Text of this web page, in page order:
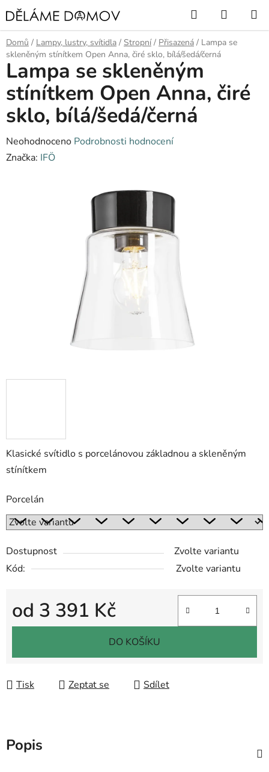
Přejít
na
obsah
Hledat
KOŠÍK
Domů / Lampy, lustry, svítidla / Stropní / Přisazená / Lampa se
skleněným stínítkem Open Anna, čiré sklo, bílá/šedá/černá
Klasické svítidlo s porcelánovou základnou a skleněným
stínítkem
Porcelán
Dostupnost
Zvolte variantu
Kód:
Zvolte variantu
od 3 391 Kč
Měrná cena:
DO KOŠÍKU
Tisk Zeptat se Sdílet
Lampa se skleněným
stínítkem Open Anna, čiré
sklo, bílá/šedá/černá
Průměrné
hodnocení
Neohodnoceno Podrobnosti hodnocení
Značka: IFÖ
Popis